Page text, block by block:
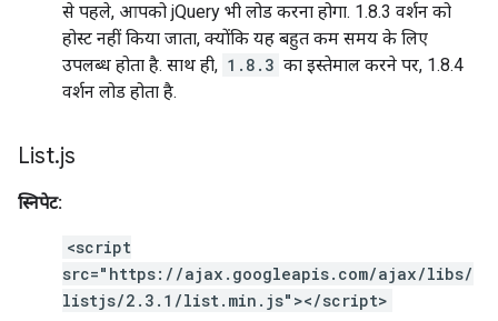
से पहले, आपको jQuery भी लोड करना होगा. 1.8.3 वर्शन को
होस्ट नहीं किया जाता, क्योंकि यह बहुत कम समय के लिए
उपलब्ध होता है. साथ ही, 1.8.3 का इस्तेमाल करने पर, 1.8.4
वर्शन लोड होता है.
List.js
स्निपेट:
<script
src="https://ajax.googleapis.com/ajax/libs/
listjs/2.3.1/list.min.js"></script>